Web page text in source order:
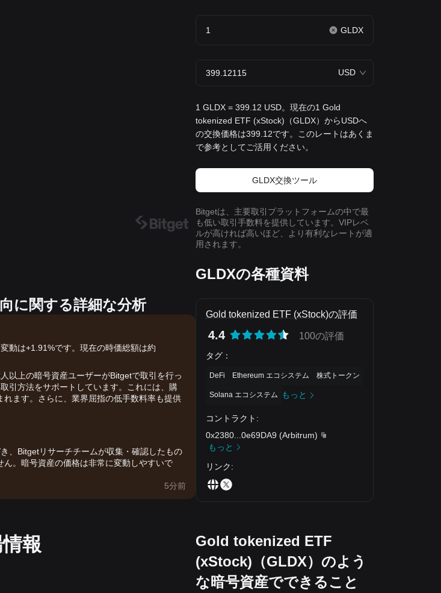
に関する詳細な分析
動は+1.91%です。現在の時価総額は約
以上の暗号資産ユーザーがBitgetで取引を行っ
引方法をサポートしています。これには、購
ます。さらに、業界屈指の低手数料率も提供
、Bitgetリサーチチームが収集・確認したもの
。暗号資産の価格は非常に変動しやすいで
5分前
報
GLDX
USD
1 GLDX = 399.12 USD。現在の1 Gold
tokenized ETF (xStock)（GLDX）からUSDへ
の交換価格は399.12です。このレートはあくま
で参考としてご活用ください。
GLDX交換ツール
Bitgetは、主要取引プラットフォームの中で最
も低い取引手数料を提供しています。VIPレベ
ルが高ければ高いほど、より有利なレートが適
用されます。
GLDXの各種資料
Gold tokenized ETF (xStock)の評価
4.4 100の評価
タグ ：
DeFi Ethereum エコシステム 株式トークン
Solana エコシステム もっと
コントラクト :
0x2380
0e69DA9 (Arbitrum)
もっと
リンク:
Gold tokenized ETF
(xStock)（GLDX）のよう
な暗号資産でできること